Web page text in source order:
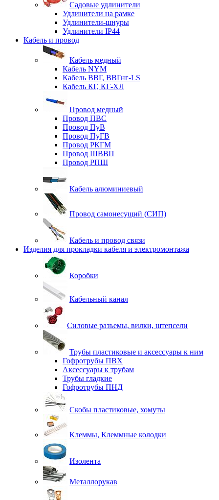
Садовые удлинители
Удлинители на рамке
Удлинители-шнуры
Удлинители IP44
Кабель и провод
Кабель медный
Кабель NYM
Кабель ВВГ, ВВГнг-LS
Кабель КГ, КГ-ХЛ
Провод медный
Провод ПВС
Провод ПуВ
Провод ПуГВ
Провод РКГМ
Провод ШВВП
Провод РПШ
Кабель алюминиевый
Провод самонесущий (СИП)
Кабель и провод связи
Изделия для прокладки кабеля и электромонтажа
Коробки
Кабельный канал
Силовые разъемы, вилки, штепсели
Трубы пластиковые и аксессуары к ним
Гофротрубы ПВХ
Аксессуары к трубам
Трубы гладкие
Гофротрубы ПНД
Скобы пластиковые, хомуты
Клеммы, Клеммные колодки
Изолента
Металлорукав